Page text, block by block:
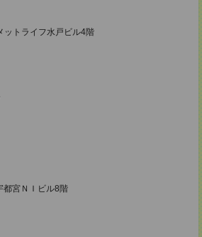
トライフ水戸ビル4階
都宮ＮＩビル8階